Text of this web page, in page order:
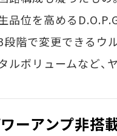
品位を高める
段階で変更できるウ
ルボリュームなど、
ーアンプ非搭